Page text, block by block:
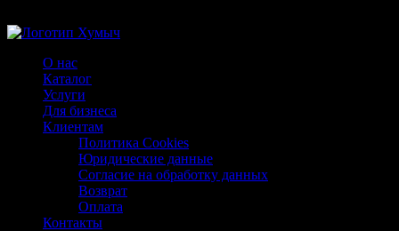
О нас
Каталог
Услуги
Для бизнеса
Клиентам
Политика Cookies
Юридические данные
Согласие на обработку данных
Возврат
Оплата
Контакты